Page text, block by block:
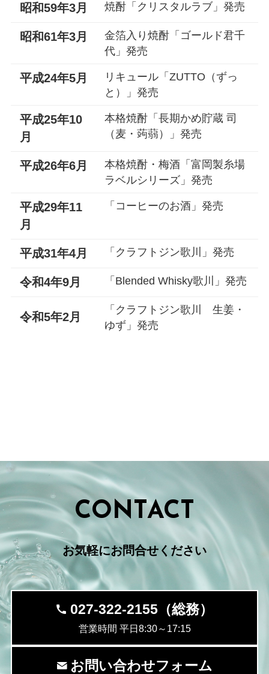
昭和59年3月 焼酎「クリスタルラブ」発売
昭和61年3月
金箔入り焼酎「ゴールド君千
代」発売
平成24年5月
リキュール「ZUTTO（ずっ
と）」発売
平成25年10
月
本格焼酎「長期かめ貯蔵 司
（麦・蒟蒻）」発売
平成26年6月
本格焼酎・梅酒「富岡製糸場
ラベルシリーズ」発売
平成29年11
月
「コーヒーのお酒」発売
平成31年4月 「クラフトジン歌川」発売
令和4年9月 「Blended Whisky歌川」発売
令和5年2月
「クラフトジン歌川 生姜・
ゆず」発売
CONTACT
お気軽にお問合せください
027-322-2155（総務）
営業時間 平日8:30～17:15
お問い合わせフォーム